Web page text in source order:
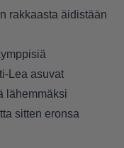
rakkaasta äidistään
Lea asuvat
lähemmäksi
sitten eronsa